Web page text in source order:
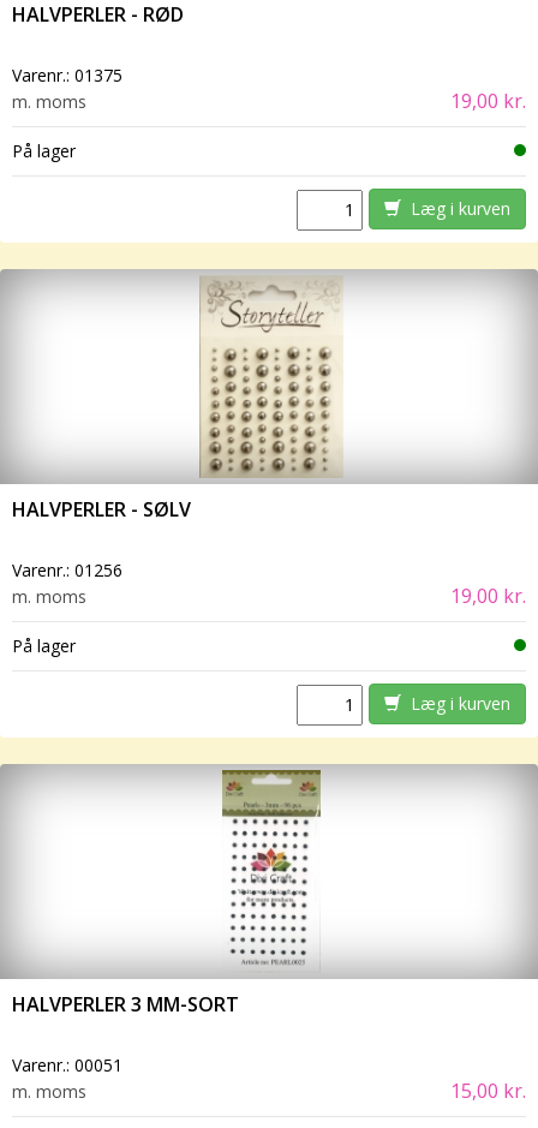
HALVPERLER - RØD
Varenr.: 01375
m. moms
19,00 kr.
På lager
Læg i kurven
HALVPERLER - SØLV
Varenr.: 01256
m. moms
19,00 kr.
På lager
Læg i kurven
HALVPERLER 3 MM-SORT
Varenr.: 00051
m. moms
15,00 kr.